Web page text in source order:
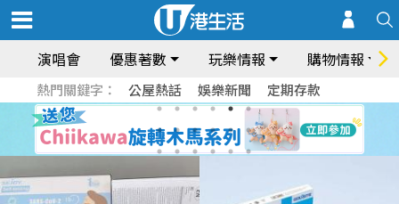
演唱會 優惠著數 玩樂情報 購物情報
熱門關鍵字： 公屋熱話 娛樂新聞 定期存款